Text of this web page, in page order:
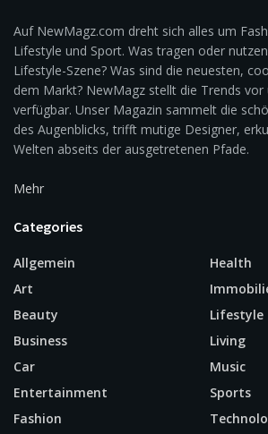
Auf NewMagz.com dreht sich alles um
Lifestyle und Sport. Was tragen oder
Lifestyle-Szene? Was sind die neuesten,
dem Markt? NewMagz stellt die Trends
verfügbar. Unser Magazin sammelt die
des Augenblicks, trifft mutige Designer,
Welten abseits der ausgetretenen Pfade.
Mehr
Categories
Allgemein
Art
Beauty
Business
Car
Entertainment
Fashion
Health
Lifestyle
Living
Music
Sports